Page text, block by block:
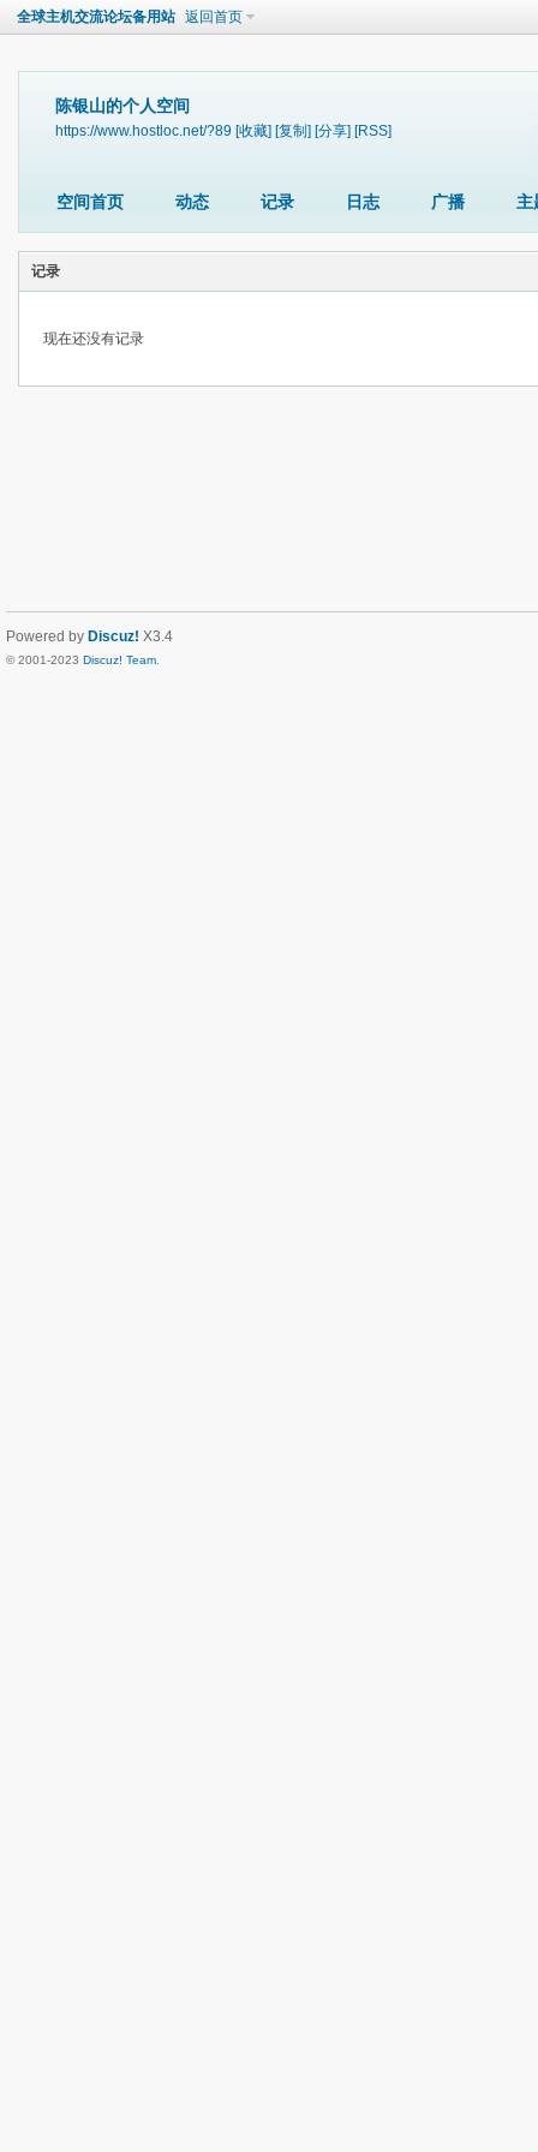
全球主机交流论坛备用站 返回首页
陈银山的个人空间
https://www.hostloc.net/?89 [收藏] [复制] [分享] [RSS]
空间首页 动态 记录 日志 广播 主
记录
现在还没有记录
Powered by Discuz! X3.4
© 2001-2023 Discuz! Team